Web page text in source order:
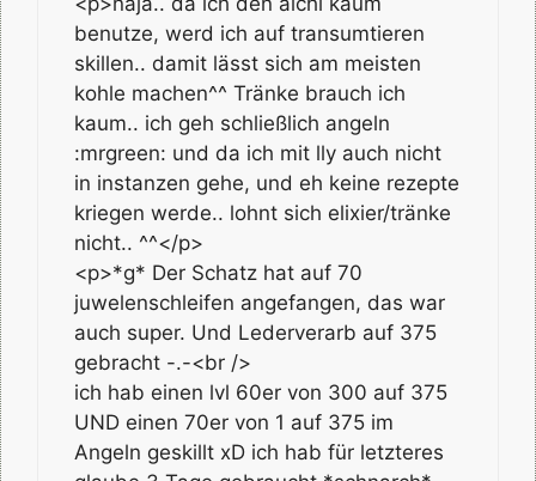
benutze, werd ich auf transumtieren
skillen.. damit lässt sich am meisten
kohle machen^^ Tränke brauch ich
kaum.. ich geh schließlich angeln
:mrgreen: und da ich mit lly auch nicht
in instanzen gehe, und eh keine rezepte
kriegen werde.. lohnt sich elixier/tränke
nicht.. ^^</p>
<p>*g* Der Schatz hat auf 70
juwelenschleifen angefangen, das war
auch super. Und Lederverarb auf 375
gebracht -.-<br />
ich hab einen lvl 60er von 300 auf 375
UND einen 70er von 1 auf 375 im
Angeln geskillt xD ich hab für letzteres